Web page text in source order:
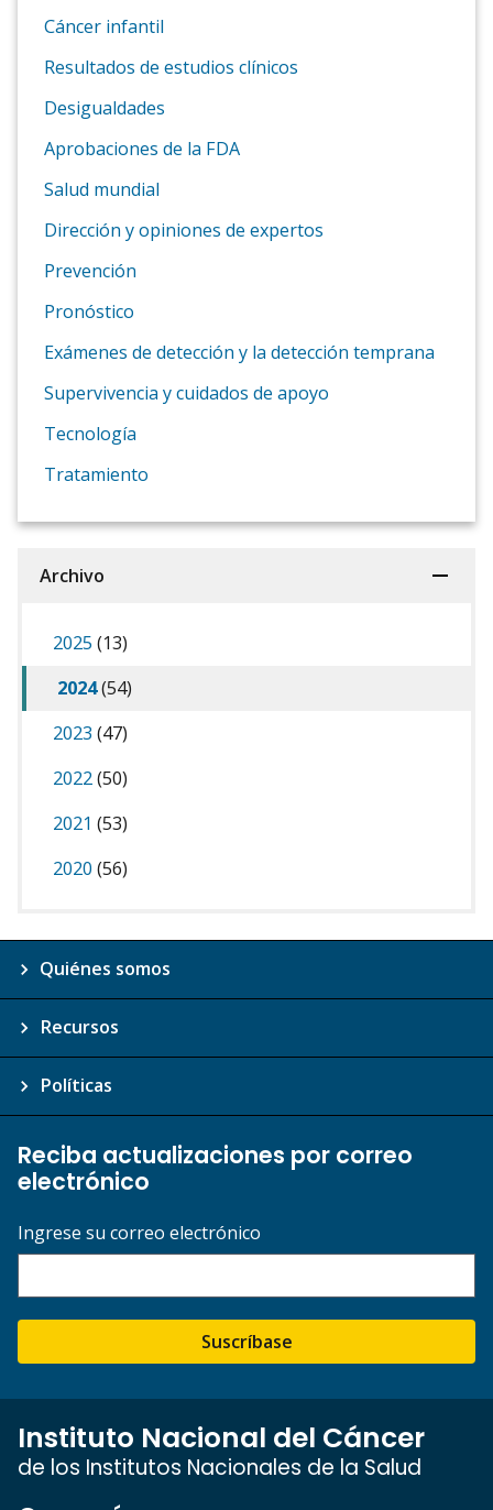
Cáncer infantil
Resultados de estudios clínicos
Desigualdades
Aprobaciones de la FDA
Salud mundial
Dirección y opiniones de expertos
Prevención
Pronóstico
Exámenes de detección y la detección temprana
Supervivencia y cuidados de apoyo
Tecnología
Tratamiento
Archivo
2025 (13)
2024(54)
2023 (47)
2022(50)
2021 (53)
2020 (56)
Quiénes somos
Recursos
Políticas
Reciba actualizaciones por correo
electrónico
Ingrese su correo electrónico
Suscríbase
Instituto Nacional del Cáncer
de los Institutos Nacionales de la Salud